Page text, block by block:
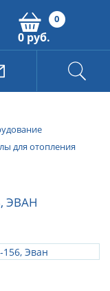
0
0 руб.
для отопления
ЭВАН